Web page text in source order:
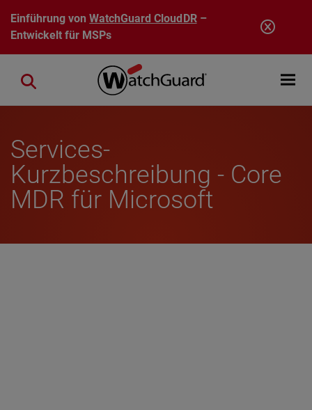
Direkt zum Inhalt
Einführung vonWatchGuard CloudDR–
Entwickelt für MSPs
Open
Close search
Services-
Kurzbeschreibung - Core
MDR für Microsoft